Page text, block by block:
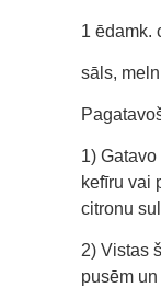
1 ēdamk.
sāls,
1)
kefīru vai
citronu
2) Vistas
pusēm